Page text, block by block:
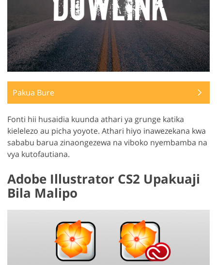
Pakua Bure
Fonti hii husaidia kuunda athari ya grunge katika
kielelezo au picha yoyote. Athari hiyo inawezekana kwa
sababu barua zinaongezewa na viboko nyembamba na
vya kutofautiana.
Adobe Illustrator CS2 Upakuaji
Bila Malipo